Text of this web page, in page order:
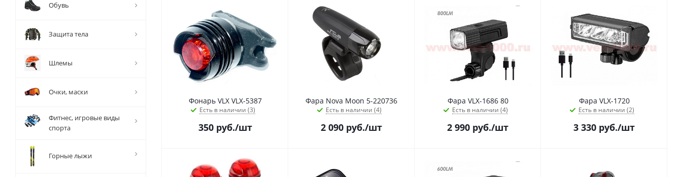
Фонарь VLX VLX-5387
Есть в наличии (3)
350руб./шт
Фара Nova Moon 5-220736
Есть в наличии (4)
2 090 руб./шт
Фара VLX-1686 80
Есть в наличии (4)
2 990 руб./шт
Фара VLX-1720
Есть в наличии (2)
3 330 руб./шт
Обувь
Защита тела
Шлемы
Очки, маски
Фитнес, игровые виды
спорта
Горные лыжи